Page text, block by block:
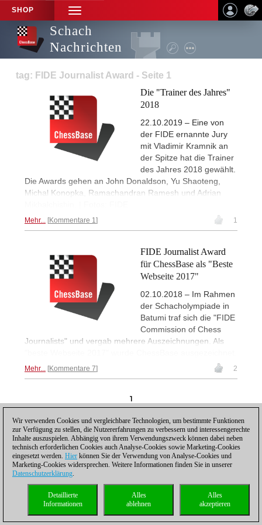
SHOP
TOGGLE
NAVIGATION
Schach
Nachrichten
tag: FIDE Journalist Award - Seite 1
Die "Trainer des Jahres"
2018
22.10.2019 – Eine von
der FIDE ernannte Jury
mit Vladimir Kramnik an
der Spitze hat die Trainer
des Jahres 2018 gewählt.
Die Awards gehen an John Donaldson, Yu Shaoteng,
Michal Konopka, Ramachandran Ramesh und Adrian
Mehr... Kommentare 1 1
FIDE Journalist Award
für ChessBase als "Beste
Webseite 2017"
02.10.2018 – Im Rahmen
der Schacholympiade in
Batumi traf sich die "FIDE
Commission of Chess
Journalists" und vergab mehrere Auszeichnungen. Als
Mehr... Kommentare 7 2
1
Datenschutzhinweis Impressum
coldest news
Wir verwenden Cookies und vergleichbare Technologien, um bestimmte Funktionen
zur Verfügung zu stellen, die Nutzererfahrungen zu verbessern und interessengerechte
Inhalte auszuspielen. Abhängig von ihrem Verwendungszweck können dabei neben
technisch erforderlichen Cookies auch Analyse-Cookies sowie Marketing-Cookies
eingesetzt werden. Hier können Sie der Verwendung von Analyse-Cookies und
Marketing-Cookies widersprechen. Weitere Informationen finden Sie in unserer
Datenschutzerklärung.
Alles
akzeptieren
Alles
ablehnen
Detaillierte
Informationen